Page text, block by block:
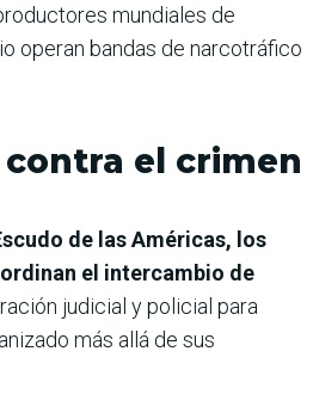
mundiales de
operan bandas de narcotráfico
contra el crimen
de las Américas, los
el intercambio de
judicial y policial para
más allá de sus